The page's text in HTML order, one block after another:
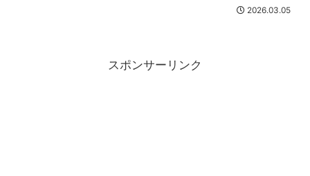
のに・・・もうリバウンド！( ﾟДﾟ)停戦
2026.03.05
スポンサーリンク